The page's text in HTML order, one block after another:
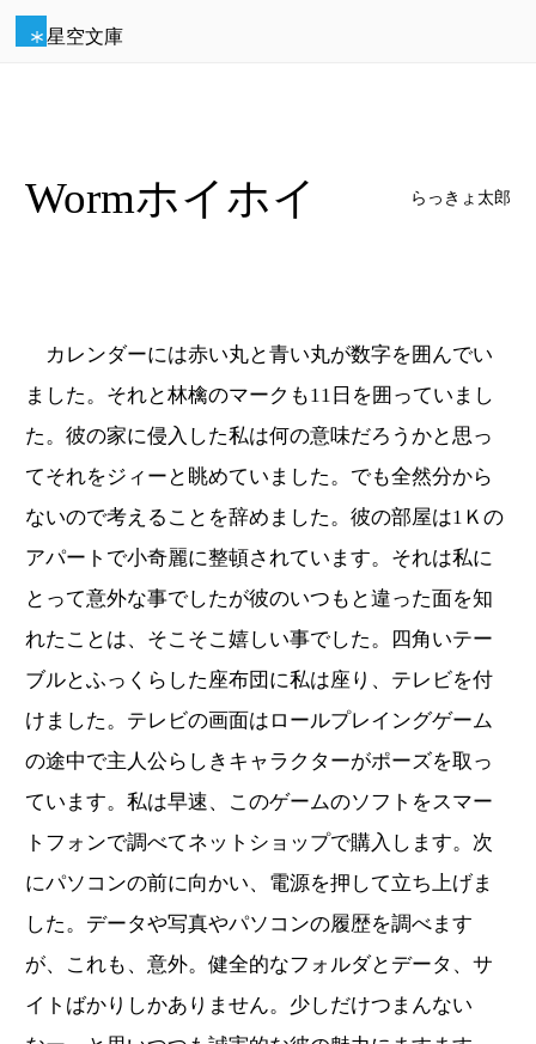
星空文庫
Wormホイホイ らっきょ太郎
カレンダーには赤い丸と青い丸が数字を囲んでい
ました。それと林檎のマークも11日を囲っていまし
た。彼の家に侵入した私は何の意味だろうかと思っ
てそれをジィーと眺めていました。でも全然分から
ないので考えることを辞めました。彼の部屋は1Ｋの
アパートで小奇麗に整頓されています。それは私に
とって意外な事でしたが彼のいつもと違った面を知
れたことは、そこそこ嬉しい事でした。四角いテー
ブルとふっくらした座布団に私は座り、テレビを付
けました。テレビの画面はロールプレイングゲーム
の途中で主人公らしきキャラクターがポーズを取っ
ています。私は早速、このゲームのソフトをスマー
トフォンで調べてネットショップで購入します。次
にパソコンの前に向かい、電源を押して立ち上げま
した。データや写真やパソコンの履歴を調べます
が、これも、意外。健全的なフォルダとデータ、サ
イトばかりしかありません。少しだけつまんない